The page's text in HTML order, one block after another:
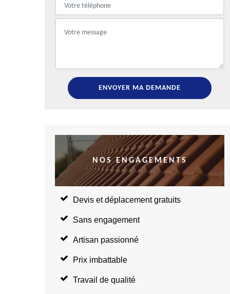
NOS ENGAGEMENTS
Devis et déplacement gratuits
Sans engagement
Artisan passionné
Prix imbattable
Travail de qualité